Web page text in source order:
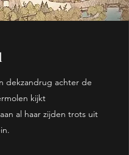
dekzandrug achter de
kijkt
al haar zijden trots uit